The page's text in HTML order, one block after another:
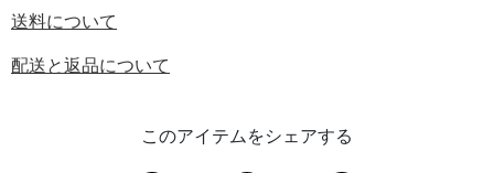
送料について
配送と返品について
このアイテムをシェアする